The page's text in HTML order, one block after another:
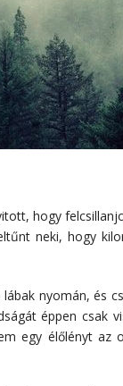
hogy
neki, hogy
nyomán, és
éppen csak
egy élőlényt az